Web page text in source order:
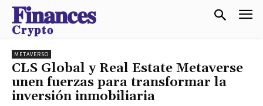
𝐅𝐢𝐧𝐚𝐧𝐜𝐞𝐬
𝐂𝐫𝐲𝐩𝐭𝐨
METAVERSO
CLS Global y Real Estate Metaverse
unen fuerzas para transformar la
inversión inmobiliaria